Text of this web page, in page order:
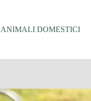
ANIMALI DOMESTICI